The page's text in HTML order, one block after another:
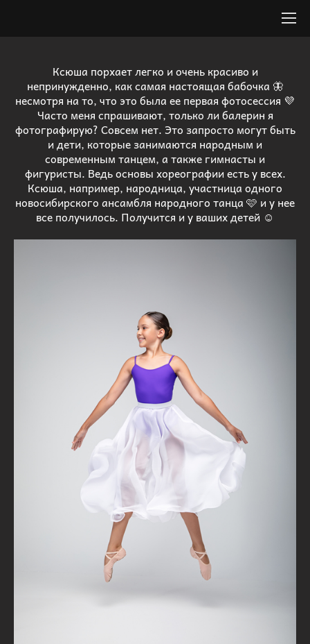
Ксюша порхает легко и очень красиво и
непринужденно, как самая настоящая бабочка 🦋
несмотря на то, что это была ее первая фотосессия 💜
Часто меня спрашивают, только ли балерин я
фотографирую? Совсем нет. Это запросто могут быть
и дети, которые занимаются народным и
современным танцем, а также гимнасты и
фигуристы. Ведь основы хореографии есть у всех.
Ксюша, например, народница, участница одного
новосибирского ансамбля народного танца 🩷 и у нее
все получилось. Получится и у ваших детей ☺️